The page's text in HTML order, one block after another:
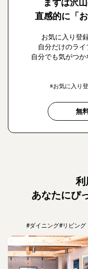
まずは沢
直感的に「
お気に入り登
自分だけのライ
自分でも気がつか
※お気に入り
無
利
あなたにぴ
#ダイニング#リビング